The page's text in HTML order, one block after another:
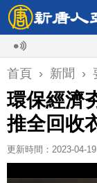
首頁 › 新聞 ›
環保經濟
推全回收
更新時間：2023-04-